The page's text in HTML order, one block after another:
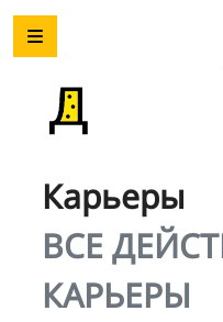
Карьеры
ВСЕ
КАРЬЕРЫ